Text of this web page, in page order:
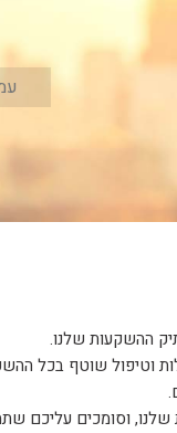
ההשקעות שלנו.
וטיפול שוטף בכל
וסומכים עליכם